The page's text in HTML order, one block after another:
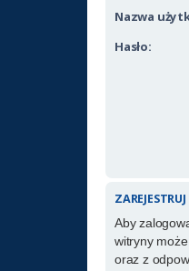
Nazwa
Hasło:
ZAREJESTRUJ
Aby
witryny
oraz z